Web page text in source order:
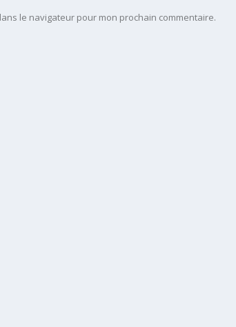
le navigateur pour mon prochain commentaire.